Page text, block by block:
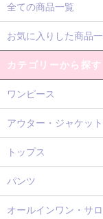
全ての商品一覧
お気に入りした商品
カテゴリーから探す
ワンピース
アウター・ジャケット
トップス
パンツ
オールインワン・サ